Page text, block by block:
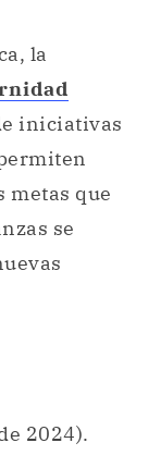
la
iniciativas
metas que
se
2024).